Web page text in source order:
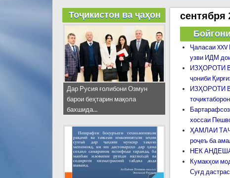
сентября
Ҷаласаи
узви ИДМ
ИЗҲОРОТИ
ҷониби
ИЗҲОРОТИ
хоссаи
ҲАМЛАИ
роҷеъ ба
НЕК АНДЕША
Кумакҳои
Суғд
Тоҷикистон ва ҷаҳон
Дар Русия ғолибони Озмун
барои беҳтарин мақола
бахшида...